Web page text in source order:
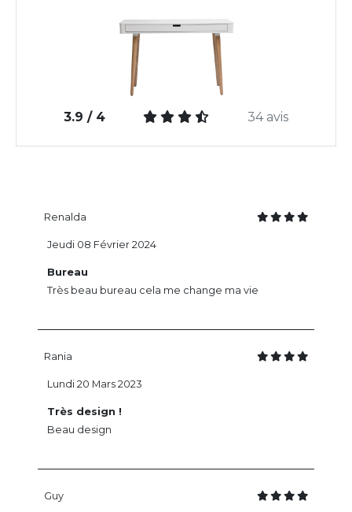
3.9 / 4 34 avis
Renalda
Bureau
Très beau bureau cela me change ma vie
Jeudi 08 Février 2024
Rania
Très design !
Beau design
Lundi 20 Mars 2023
Guy